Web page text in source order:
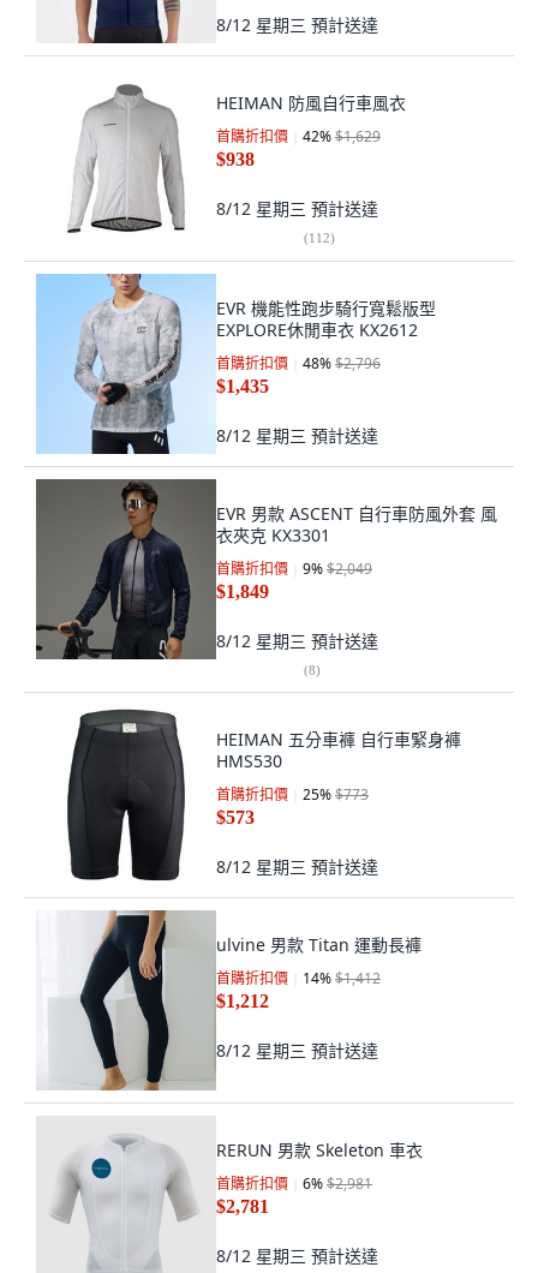
8/12 星期三 預計送達
HEIMAN 防風自行車風衣
首購折扣價 42%$1,629
$938
8/12 星期三 預計送達
(112)
EVR 機能性跑步騎行寬鬆版型
EXPLORE休閒車衣 KX2612
首購折扣價 48%$2,796
$1,435
8/12 星期三 預計送達
EVR 男款 ASCENT 自行車防風外套 風
衣夾克 KX3301
首購折扣價 9%$2,049
$1,849
8/12 星期三 預計送達
(8)
HEIMAN 五分車褲 自行車緊身褲
HMS530
首購折扣價 25%$773
$573
8/12 星期三 預計送達
ulvine 男款 Titan 運動長褲
首購折扣價 14%$1,412
$1,212
8/12 星期三 預計送達
RERUN 男款 Skeleton 車衣
首購折扣價 6%$2,981
$2,781
8/12 星期三 預計送達